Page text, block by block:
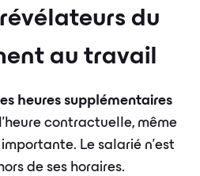
révélateurs du
au travail
heures supplémentaires
contractuelle, même
Le salarié n'est
de ses horaires.